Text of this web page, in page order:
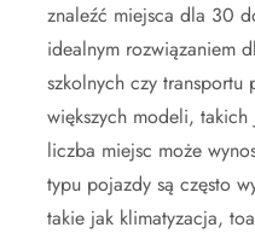
znaleźć miejsca dla 30
idealnym rozwiązaniem
szkolnych czy
większych modeli, takich
liczba miejsc może
typu pojazdy są często
takie jak klimatyzacja,